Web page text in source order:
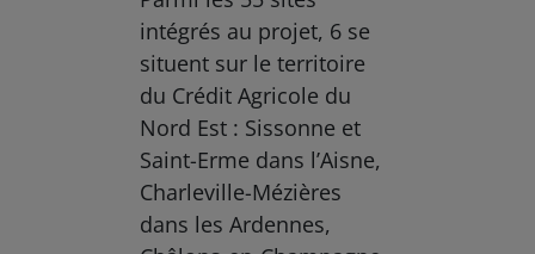
intégrés au projet, 6 se
situent sur le territoire
du Crédit Agricole du
Nord Est : Sissonne et
Saint-Erme dans l’Aisne,
Charleville-Mézières
dans les Ardennes,